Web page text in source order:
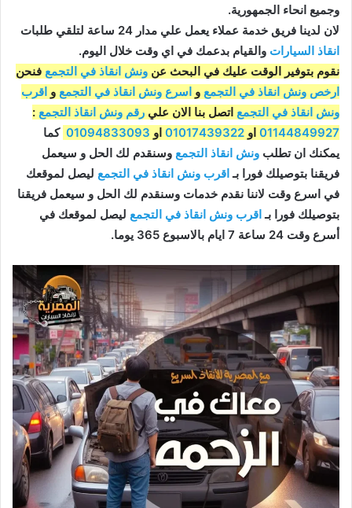
وجميع انحاء الجمهورية.
لان لدينا فريق خدمة عملاء يعمل علي مدار 24 ساعة لتلقي طلبات
انقاذ السيارات والقيام بدعمك في اي وقت خلال اليوم.
نقوم بتوفير الوقت عليك في البحث عن ونش انقاذ في التجمع فنحن
ارخص ونش انقاذ في التجمع و اسرع ونش انقاذ في التجمع و اقرب
ونش انقاذ في التجمع اتصل بنا الان علي رقم ونش انقاذ التجمع :
01144849927 او 01017439322 او 01094833093 كما
يمكنك ان تطلب ونش انقاذ التجمع وسنقدم لك الحل و سيعمل
فريقنا بتوصيلك فورا بـ اقرب ونش انقاذ في التجمع ليصل لموقعك
في اسرع وقت لاننا نقدم خدمات وسنقدم لك الحل و سيعمل فريقنا
بتوصيلك فورا بـ اقرب ونش انقاذ في التجمع ليصل لموقعك في
أسرع وقت 24 ساعة 7 ايام بالاسبوع 365 يوما.